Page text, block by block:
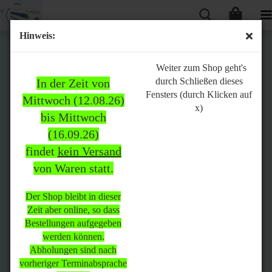
Hinweis:
In der Zeit von
Mittwoch (12.08.26)
bis Mittwoch
(16.09.26)
findet kein Versand
von Waren statt.
Der Shop bleibt in dieser
Zeit aber online, so dass
Bestellungen aufgegeben
werden können.
Abholungen sind nach
vorheriger Terminabsprache
Weiter zum Shop geht's
durch Schließen dieses
Fensters (durch Klicken auf
x)
Bitte
beachten:
In der Zeit von Mittwoch
(12.08.26) bis Mittwoch
(16.09.26)
statt.
Der Shop bleibt in dieser Zeit
aber online, so dass
Bestellungen aufgegeben
werden können.